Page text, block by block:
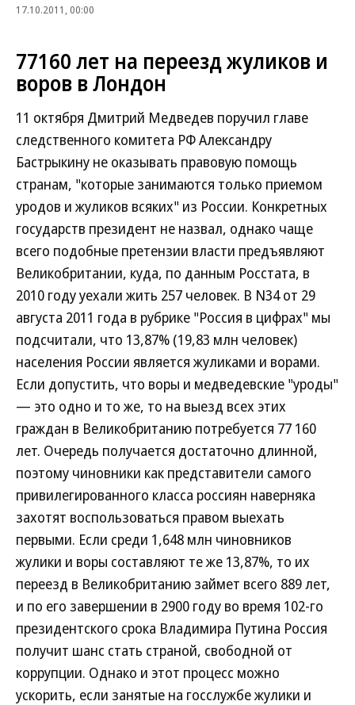
17.10.2011, 00:00
77160 лет на переезд жуликов и
воров в Лондон
11 октября Дмитрий Медведев поручил главе
следственного комитета РФ Александру
Бастрыкину не оказывать правовую помощь
странам, "которые занимаются только приемом
уродов и жуликов всяких" из России. Конкретных
государств президент не назвал, однако чаще
всего подобные претензии власти предъявляют
Великобритании, куда, по данным Росстата, в
2010 году уехали жить 257 человек. В N34 от 29
августа 2011 года в рубрике "Россия в цифрах" мы
подсчитали, что 13,87% (19,83 млн человек)
населения России является жуликами и ворами.
Если допустить, что воры и медведевские "уроды"
— это одно и то же, то на выезд всех этих
граждан в Великобританию потребуется 77 160
лет. Очередь получается достаточно длинной,
поэтому чиновники как представители самого
привилегированного класса россиян наверняка
захотят воспользоваться правом выехать
первыми. Если среди 1,648 млн чиновников
жулики и воры составляют те же 13,87%, то их
переезд в Великобританию займет всего 889 лет,
и по его завершении в 2900 году во время 102-го
президентского срока Владимира Путина Россия
получит шанс стать страной, свободной от
коррупции. Однако и этот процесс можно
ускорить, если занятые на госслужбе жулики и